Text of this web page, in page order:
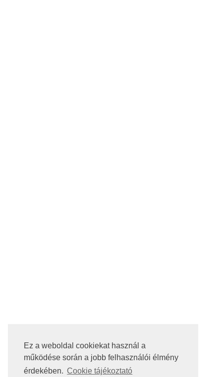
Ez a weboldal cookiekat használ a
működése során a jobb felhasználói élmény
érdekében. Cookie tájékoztató